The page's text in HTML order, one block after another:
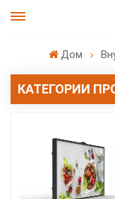
Дом
КАТЕГОРИИ